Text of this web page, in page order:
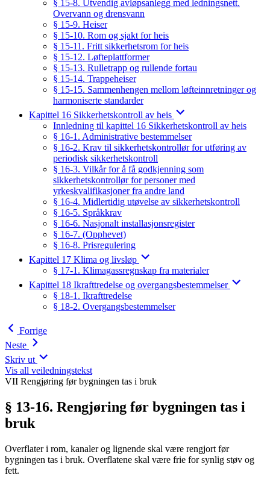
§ 15-8. Utvendig avløpsanlegg med ledningsnett.
Overvann og drensvann
§ 15-9. Heiser
§ 15-10. Rom og sjakt for heis
§ 15-11. Fritt sikkerhetsrom for heis
§ 15-12. Løfteplattformer
§ 15-13. Rulletrapp og rullende fortau
§ 15-14. Trappeheiser
§ 15-15. Sammenhengen mellom løfteinnretninger og
harmoniserte standarder
Kapittel 16 Sikkerhetskontroll av heis
Innledning til kapittel 16 Sikkerhetskontroll av heis
§ 16-1. Administrative bestemmelser
§ 16-2. Krav til sikkerhetskontrollør for utføring av
periodisk sikkerhetskontroll
§ 16-3. Vilkår for å få godkjenning som
sikkerhetskontrollør for personer med
yrkeskvalifikasjoner fra andre land
§ 16-4. Midlertidig utøvelse av sikkerhetskontroll
§ 16-5. Språkkrav
§ 16-6. Nasjonalt installasjonsregister
§ 16-7. (Opphevet)
§ 16-8. Prisregulering
Kapittel 17 Klima og livsløp
§ 17-1. Klimagassregnskap fra materialer
Kapittel 18 Ikrafttredelse og overgangsbestemmelser
§ 18-1. Ikrafttredelse
§ 18-2. Overgangsbestemmelser
Forrige
Neste
Skriv ut
Vis all veiledningstekst
VII Rengjøring før bygningen tas i bruk
§ 13-16. Rengjøring før bygningen tas i
bruk
Overflater i rom, kanaler og lignende skal være rengjort før
bygningen tas i bruk. Overflatene skal være frie for synlig støv og
fett.